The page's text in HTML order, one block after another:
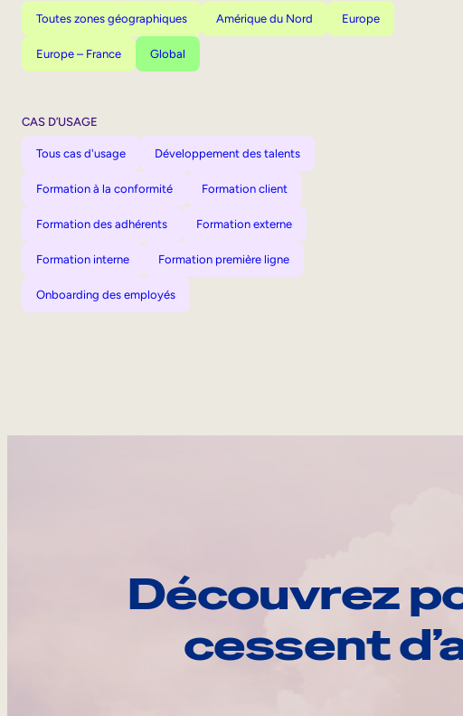
Toutes zones géographiques Amérique du Nord Europe
Europe – France Global
CAS D’USAGE
Tous cas d'usage Développement des talents
Formation à la conformité Formation client
Formation des adhérents Formation externe
Formation interne Formation première ligne
Onboarding des employés
Découvrez
cessent